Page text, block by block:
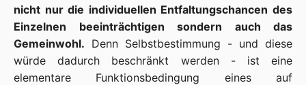
nicht nur die individuellen Entfaltungschancen des
Einzelnen beeinträchtigen sondern auch das
Gemeinwohl. Denn Selbstbestimmung - und diese
würde dadurch beschränkt werden - ist eine
elementare Funktionsbedingung eines auf